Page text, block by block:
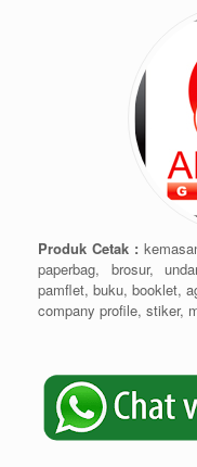
Produk Cetak :
paperbag, brosur,
pamflet, buku, booklet,
company profile, stiker,